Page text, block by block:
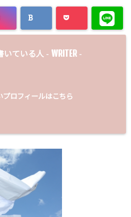
いている人 - WRITER -
プロフィールはこちら